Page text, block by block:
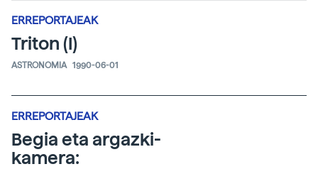
ERREPORTAJEAK
Triton (I)
ASTRONOMIA 1990-06-01
ERREPORTAJEAK
Begia eta argazki-
kamera: